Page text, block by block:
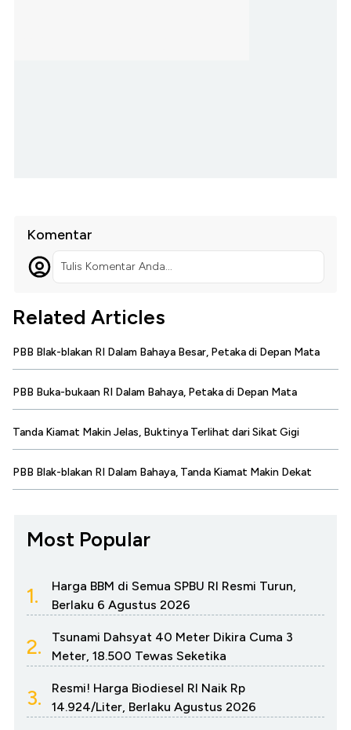
Komentar
Tulis Komentar Anda...
Related Articles
PBB Blak-blakan RI Dalam Bahaya Besar, Petaka di Depan Mata
PBB Buka-bukaan RI Dalam Bahaya, Petaka di Depan Mata
Tanda Kiamat Makin Jelas, Buktinya Terlihat dari Sikat Gigi
PBB Blak-blakan RI Dalam Bahaya, Tanda Kiamat Makin Dekat
Most Popular
1.
Harga BBM di Semua SPBU RI Resmi Turun,
Berlaku 6 Agustus 2026
2.
Tsunami Dahsyat 40 Meter Dikira Cuma 3
Meter, 18.500 Tewas Seketika
3.
Resmi! Harga Biodiesel RI Naik Rp
14.924/Liter, Berlaku Agustus 2026